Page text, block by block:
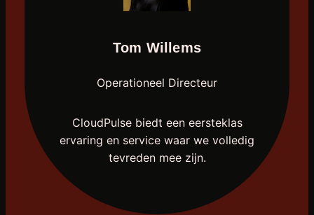
Tom Willems
Operationeel Directeur
CloudPulse biedt een eersteklas
ervaring en service waar we volledig
tevreden mee zijn.